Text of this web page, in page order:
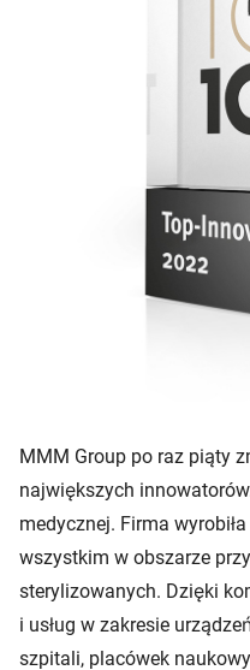
MMM Group po raz piąty
największych
medycznej. Firma
wszystkim w obszarze
sterylizowanych. Dzięki
i usług w zakresie
szpitali, placówek